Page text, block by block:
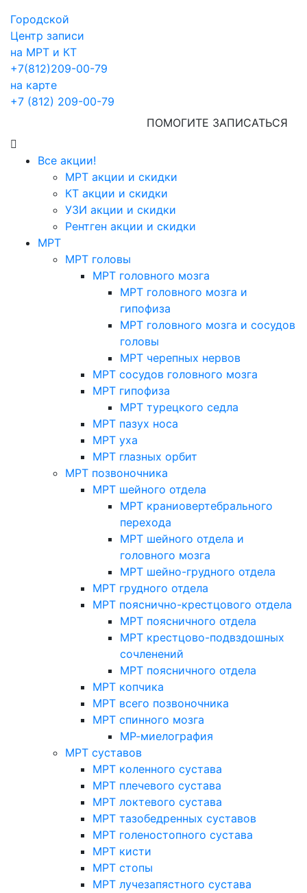
Городской
Центр записи
на МРТ и КТ
+7(812)209-00-79
на карте
+7 (812) 209-00-79
ПОМОГИТЕ ЗАПИСАТЬСЯ
Все акции!
МРТ акции и скидки
КТ акции и скидки
УЗИ акции и скидки
Рентген акции и скидки
МРТ
МРТ головы
МРТ головного мозга
МРТ головного мозга и
гипофиза
МРТ головного мозга и сосудов
головы
МРТ черепных нервов
МРТ сосудов головного мозга
МРТ гипофиза
МРТ турецкого седла
МРТ пазух носа
МРТ уха
МРТ глазных орбит
МРТ позвоночника
МРТ шейного отдела
МРТ краниовертебрального
перехода
МРТ шейного отдела и
головного мозга
МРТ шейно-грудного отдела
МРТ грудного отдела
МРТ пояснично-крестцового отдела
МРТ поясничного отдела
МРТ крестцово-подвздошных
сочленений
МРТ поясничного отдела
МРТ копчика
МРТ всего позвоночника
МРТ спинного мозга
МР-миелография
МРТ суставов
МРТ коленного сустава
МРТ плечевого сустава
МРТ локтевого сустава
МРТ тазобедренных суставов
МРТ голеностопного сустава
МРТ кисти
МРТ стопы
МРТ лучезапястного сустава